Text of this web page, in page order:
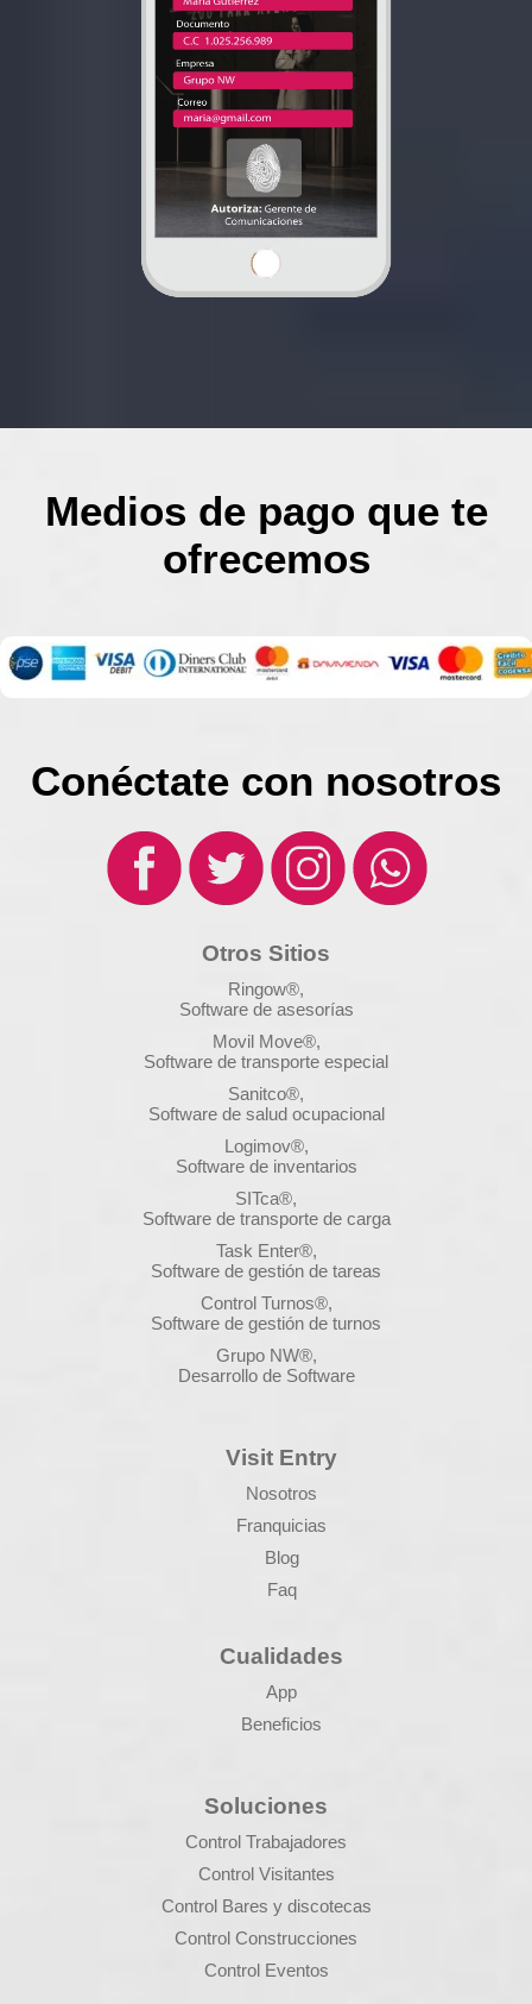
Medios de pago que te
ofrecemos
Conéctate con nosotros
Otros Sitios
Ringow®,
Software de asesorías
Movil Move®,
Software de transporte especial
Sanitco®,
Software de salud ocupacional
Logimov®,
Software de inventarios
SITca®,
Software de transporte de carga
Task Enter®,
Software de gestión de tareas
Control Turnos®,
Software de gestión de turnos
Grupo NW®,
Desarrollo de Software
Visit Entry
Nosotros
Franquicias
Blog
Faq
Cualidades
App
Beneficios
Soluciones
Control Trabajadores
Control Visitantes
Control Bares y discotecas
Control Construcciones
Control Eventos